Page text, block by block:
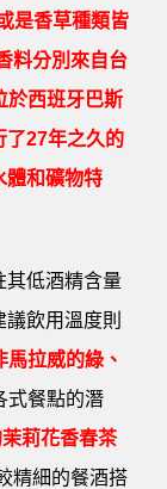
是香草種類皆
料分別來自台
於西班牙巴斯
了27年之久的
體和礦物特
其低酒精含量
飲用溫度則
馬拉威的綠、
式餐點的潛
莉花香春茶
精細的餐酒搭